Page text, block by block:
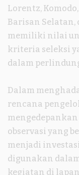
Lorentz,
Barisan Selatan,
memiliki nilai
kriteria seleksi
dalam
Dalam
rencana
observasi yang
menjadi
digunakan
kegiatan di